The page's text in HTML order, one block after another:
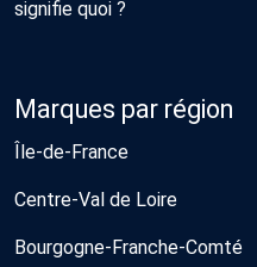
signifie quoi ?
Marques par région
Île-de-France
Centre-Val de Loire
Bourgogne-Franche-Comté